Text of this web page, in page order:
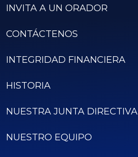
INVITA A UN ORADOR
CONTÁCTENOS
INTEGRIDAD FINANCIERA
HISTORIA
NUESTRA JUNTA DIRECTIVA
NUESTRO EQUIPO